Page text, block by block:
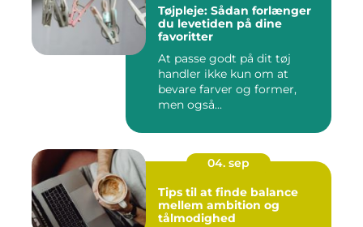
Tøjpleje: Sådan forlænger
du levetiden på dine
favoritter
At passe godt på dit tøj
handler ikke kun om at
bevare farver og former,
men også...
04. sep
Tips til at finde balance
mellem ambition og
tålmodighed